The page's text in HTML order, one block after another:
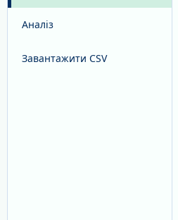
Аналіз
Завантажити CSV